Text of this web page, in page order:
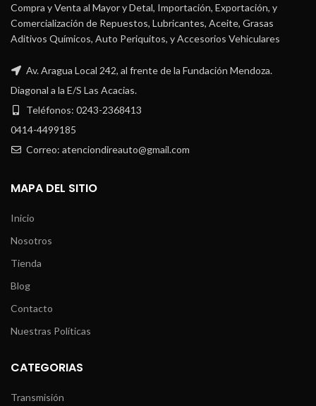
Compra y Venta al Mayor y Detal, Importación, Exportación, y
Comercialización de Repuestos, Lubricantes, Aceite, Grasas
Aditivos Químicos, Auto Periquitos, y Accesorios Vehiculares
Av. Aragua Local 242, al frente de la Fundación Mendoza.
Diagonal a la E/S Las Acacias.
Teléfonos: 0243-2368413
0414-4499185
Correo: atenciondireauto@gmail.com
MAPA DEL SITIO
Inicio
Nosotros
Tienda
Blog
Contacto
Nuestras Políticas
CATEGORIAS
Transmisión